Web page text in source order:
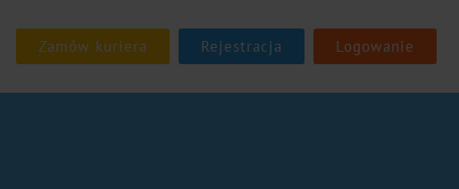
Rejestracja Logowanie